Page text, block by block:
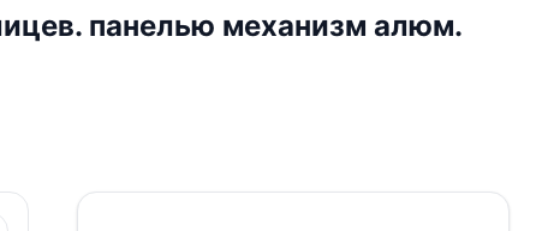
панелью механизм алюм.